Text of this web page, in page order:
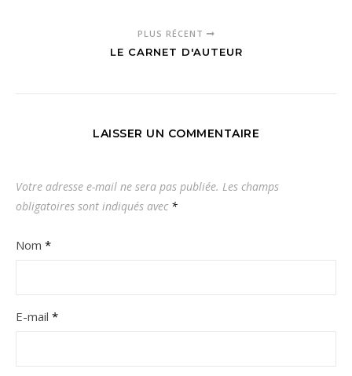
PLUS RÉCENT
LE CARNET D'AUTEUR
LAISSER UN COMMENTAIRE
Votre adresse e-mail ne sera pas publiée. Les champs
obligatoires sont indiqués avec *
Nom *
E-mail *